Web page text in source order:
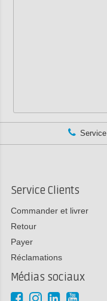
Service Clients
Commander et livrer
Retour
Payer
Réclamations
Médias sociaux